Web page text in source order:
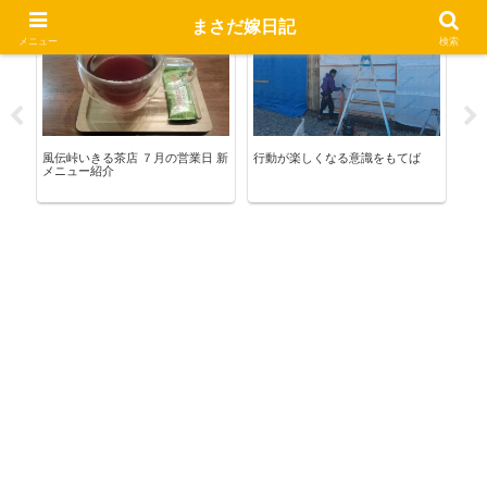
風伝峠いきる茶店 ７月の営業日 新
メニュー紹介
まさだ語録
行動が楽しくなる意識をもてば
メニュー
まさだ嫁日記
検索